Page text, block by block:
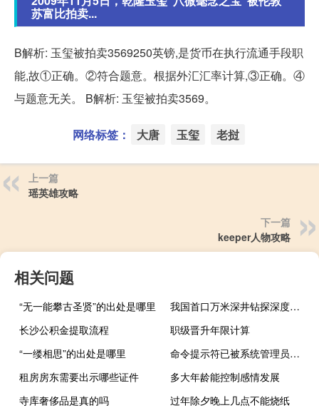
苏富比拍卖...
B解析: 玉玺被拍卖3569250英镑,是货币在执行流通手段职
能,故①正确。②符合题意。根据外汇汇率计算,③正确。④
与题意无关。 B解析: 玉玺被拍卖3569。
网络标签： 大唐 玉玺 老挝
上一篇
瑶英雄攻略
下一篇
keeper人物攻略
相关问题
“无一能攀古圣贤”的出处是哪里
我国首口万米深井钻探深度突破8000米
长沙公积金提取流程
职级晋升年限计算
“一缕相思”的出处是哪里
命令提示符已被系统管理员停用怎么解决（xp命令）
租房房东需要出示哪些证件
多大年龄能控制感情发展
寺库奢侈品是真的吗
过年除夕晚上几点不能烧纸